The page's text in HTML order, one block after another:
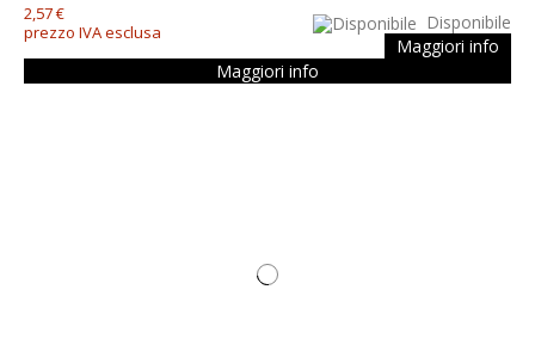
2,57 €
prezzo IVA esclusa
Disponibile
Maggiori info
Maggiori info